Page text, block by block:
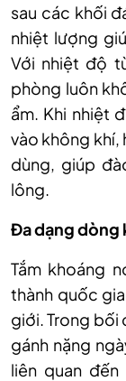
sau các khối
nhiệt lượng
Với nhiệt độ
phòng luôn
ẩm. Khi nhiệt
vào không khí,
dùng, giúp
lông.
Đa dạng dòng
Tắm khoáng
thành quốc
giới. Trong bối
gánh nặng
liên quan